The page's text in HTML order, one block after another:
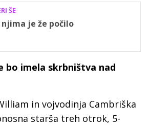
ŠE
njima je že počilo
bo imela skrbništva nad
in vojvodinja Cambriška
starša treh otrok, 5-